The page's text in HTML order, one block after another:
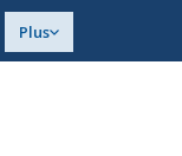
Plus